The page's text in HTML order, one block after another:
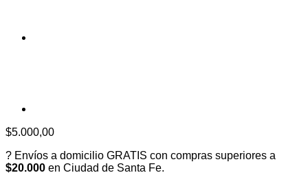
$5.000,00
? Envíos a domicilio GRATIS con compras superiores a
$20.000 en Ciudad de Santa Fe.